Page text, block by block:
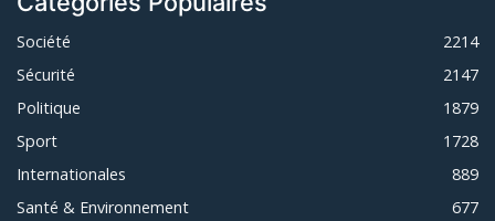
Société
2214
Sécurité
2147
Politique
1879
Sport
1728
Internationales
889
Santé & Environnement
677